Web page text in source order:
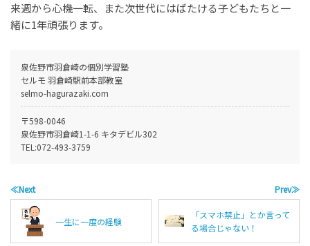
来週から心機一転、また次世代にはばたける子どもたちと一
緒に1年頑張ります。
泉佐野市羽倉崎の個別学習塾
セルモ 羽倉崎駅前本部教室
selmo-hagurazaki.com
〒598-0046
泉佐野市羽倉崎1-1-6 キタデビル302
TEL:072-493-3759
≪Next
一生に一度の経験
Prev≫
「スマホ禁止」とか言って
る場合じゃない！